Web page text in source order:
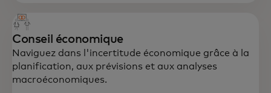
Un soutien de bout en bout en stratégie,
données, technologie et expérience client,
conçu pour accélérer la croissance et la
résilience.
Conseil économique
Naviguez dans l'incertitude économique grâce à la
planification, aux prévisions et aux analyses
macroéconomiques.